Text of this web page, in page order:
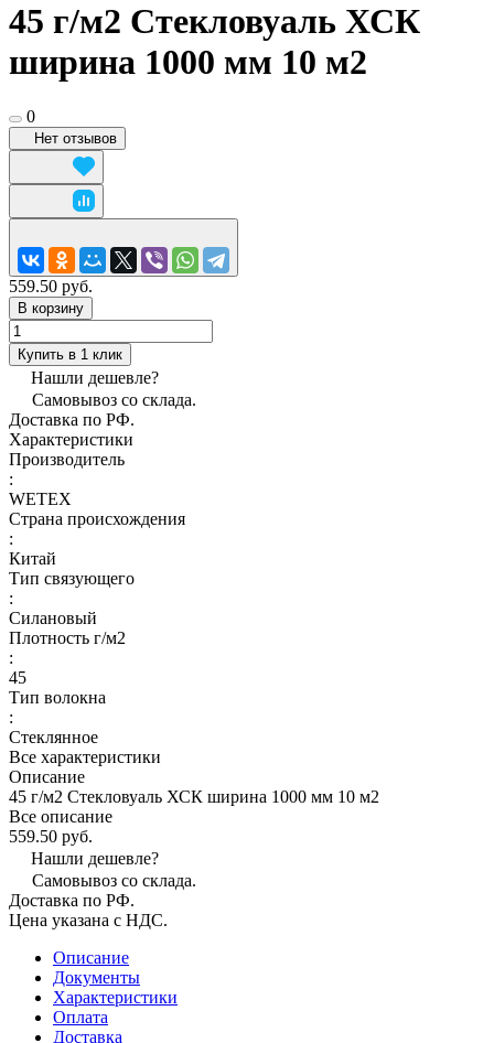
45 г/м2 Стекловуаль ХСК
ширина 1000 мм 10 м2
0
Нет отзывов
559.50 руб.
В корзину
Купить в 1 клик
Нашли дешевле?
Самовывоз со склада.
Доставка по РФ.
Характеристики
Производитель
:
WETEX
Страна происхождения
:
Китай
Тип связующего
:
Силановый
Плотность г/м2
:
45
Тип волокна
:
Стеклянное
Все характеристики
Описание
45 г/м2 Стекловуаль ХСК ширина 1000 мм 10 м2
Все описание
559.50 руб.
Нашли дешевле?
Самовывоз со склада.
Доставка по РФ.
Цена указана с НДС.
Описание
Документы
Характеристики
Оплата
Доставка